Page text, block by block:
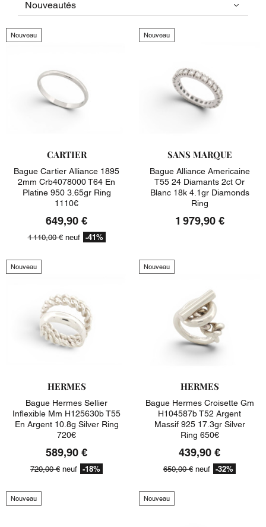
Nouveau
CARTIER
Bague Cartier Alliance 1895
2mm Crb4078000 T64 En
Platine 950 3.65gr Ring
1110€
649,90 €
1 110,00 €neuf -41%
Nouveau
SANS MARQUE
Bague Alliance Americaine
T55 24 Diamants 2ct Or
Blanc 18k 4.1gr Diamonds
Ring
1 979,90 €
Nouveau
HERMES
Bague Hermes Sellier
Inflexible Mm H125630b T55
En Argent 10.8g Silver Ring
720€
589,90 €
720,00 € neuf -18%
Nouveau
HERMES
Bague Hermes Croisette Gm
H104587b T52 Argent
Massif 925 17.3gr Silver
Ring 650€
439,90 €
650,00 € neuf -32%
Nouveau Nouveau